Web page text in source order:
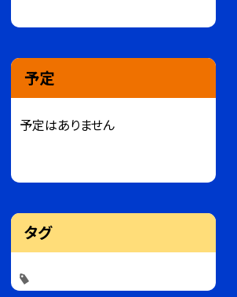
予定
予定はありません
タグ